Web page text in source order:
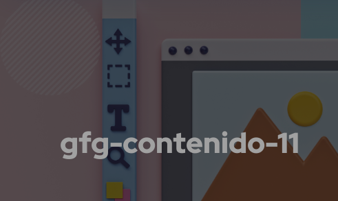
gfg-contenido-11